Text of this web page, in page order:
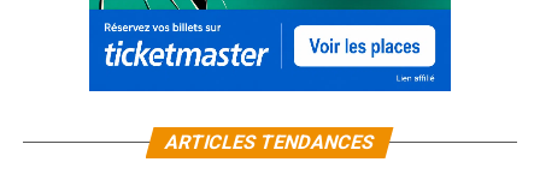
ARTICLES TENDANCES